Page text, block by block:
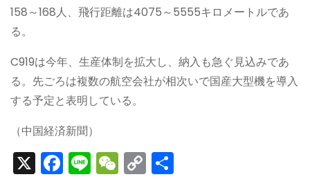
158～168人、飛行距離は4075～5555キロメートルであ
る。
C919は今年、生産体制を拡大し、納入も急ぐ見込みであ
る。先ごろは複数の航空会社が相次いで国産大型機を導入
する予定と表明している。
（中国経済新聞）
X F Li W C